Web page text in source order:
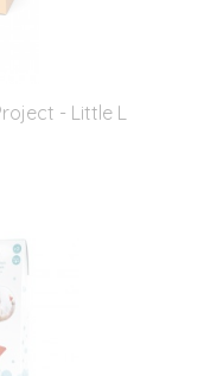
- Little L